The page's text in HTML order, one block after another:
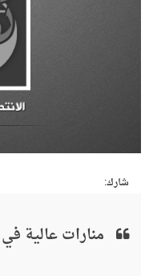
شارك:
منارات عالية في